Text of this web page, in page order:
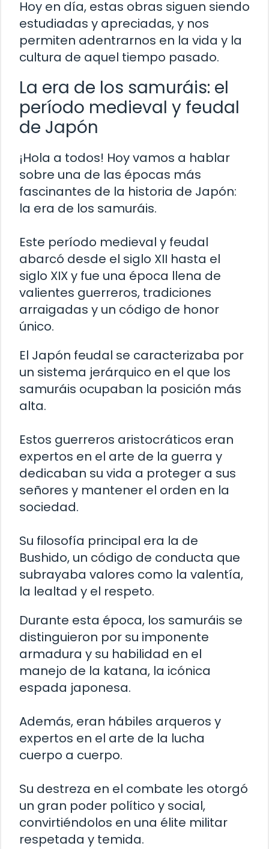
Hoy en día, estas obras siguen siendo
estudiadas y apreciadas, y nos
permiten adentrarnos en la vida y la
cultura de aquel tiempo pasado.
La era de los samuráis: el
período medieval y feudal
de Japón
¡Hola a todos! Hoy vamos a hablar
sobre una de las épocas más
fascinantes de la historia de Japón:
la era de los samuráis.
Este período medieval y feudal
abarcó desde el siglo XII hasta el
siglo XIX y fue una época llena de
valientes guerreros, tradiciones
arraigadas y un código de honor
único.
El Japón feudal se caracterizaba por
un sistema jerárquico en el que los
samuráis ocupaban la posición más
alta.
Estos guerreros aristocráticos eran
expertos en el arte de la guerra y
dedicaban su vida a proteger a sus
señores y mantener el orden en la
sociedad.
Su filosofía principal era la de
Bushido, un código de conducta que
subrayaba valores como la valentía,
la lealtad y el respeto.
Durante esta época, los samuráis se
distinguieron por su imponente
armadura y su habilidad en el
manejo de la katana, la icónica
espada japonesa.
Además, eran hábiles arqueros y
expertos en el arte de la lucha
cuerpo a cuerpo.
Su destreza en el combate les otorgó
un gran poder político y social,
convirtiéndolos en una élite militar
respetada y temida.